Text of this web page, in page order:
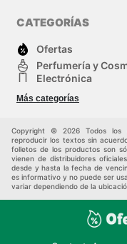
CATEGORÍAS
Ofertas
Perfumería y
Electrónica
Deporte
Juguetes y bebés
Más categorías
Copyright © 2026 Todos los
reproducir los textos sin
folletos de los productos son
vienen de distribuidores
desde y hasta la fecha de
es informativo y no puede ser
variar dependiendo de la